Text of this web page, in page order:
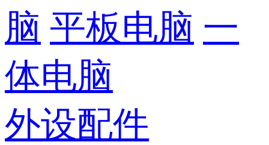
脑 平板电脑 一
体电脑
外设配件